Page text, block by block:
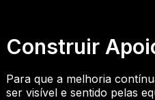
Construir
Para que a melhoria
ser visível e sentido pelas